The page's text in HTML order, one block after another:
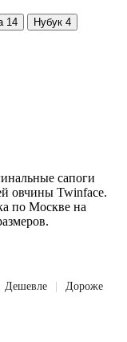
14 Нубук 4
сапоги
овчины Twinface.
по Москве на
Дешевле Дороже